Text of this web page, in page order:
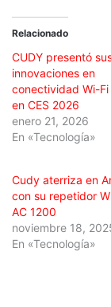
Relacionado
CUDY presentó
innovaciones en
conectividad Wi-Fi
en CES 2026
enero 21, 2026
En «Tecnología»
Cudy aterriza en
con su repetidor
AC 1200
noviembre 18,
En «Tecnología»